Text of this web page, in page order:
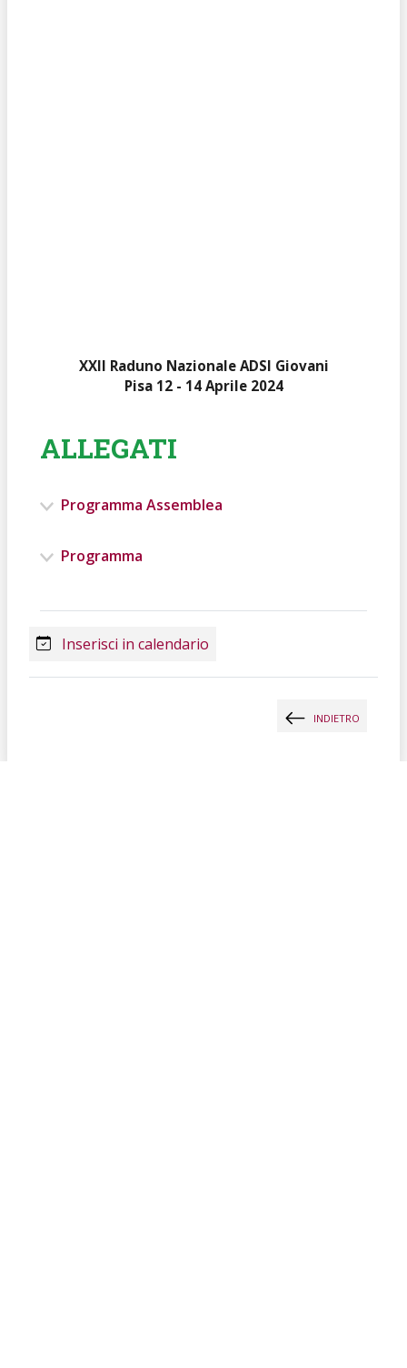
XXII Raduno Nazionale ADSI Giovani
Pisa 12 - 14 Aprile 2024
ALLEGATI
Programma Assemblea
Programma
Inserisci in calendario
INDIETRO